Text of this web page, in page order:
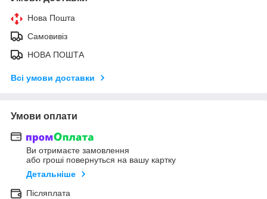
Нова Пошта
Самовивіз
НОВА ПОШТА
Всі умови доставки
Умови оплати
Ви отримаєте замовлення
або гроші повернуться на вашу картку
Детальніше
Післяплата